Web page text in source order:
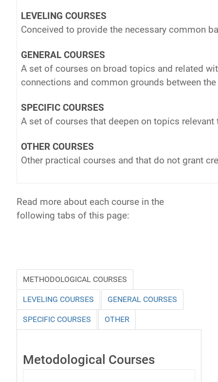
LEVELING COURSES
Conceived to provide the necessary common
GENERAL COURSES
A set of courses on broad topics and related
connections and common grounds between
SPECIFIC COURSES
A set of courses that deepen on topics relevant
OTHER COURSES
Other practical courses and that do not grant
Read more about each course in the
following tabs of this page:
METHODOLOGICAL COURSES
LEVELING COURSES GENERAL COURSES
SPECIFIC COURSES OTHER
Metodological Courses